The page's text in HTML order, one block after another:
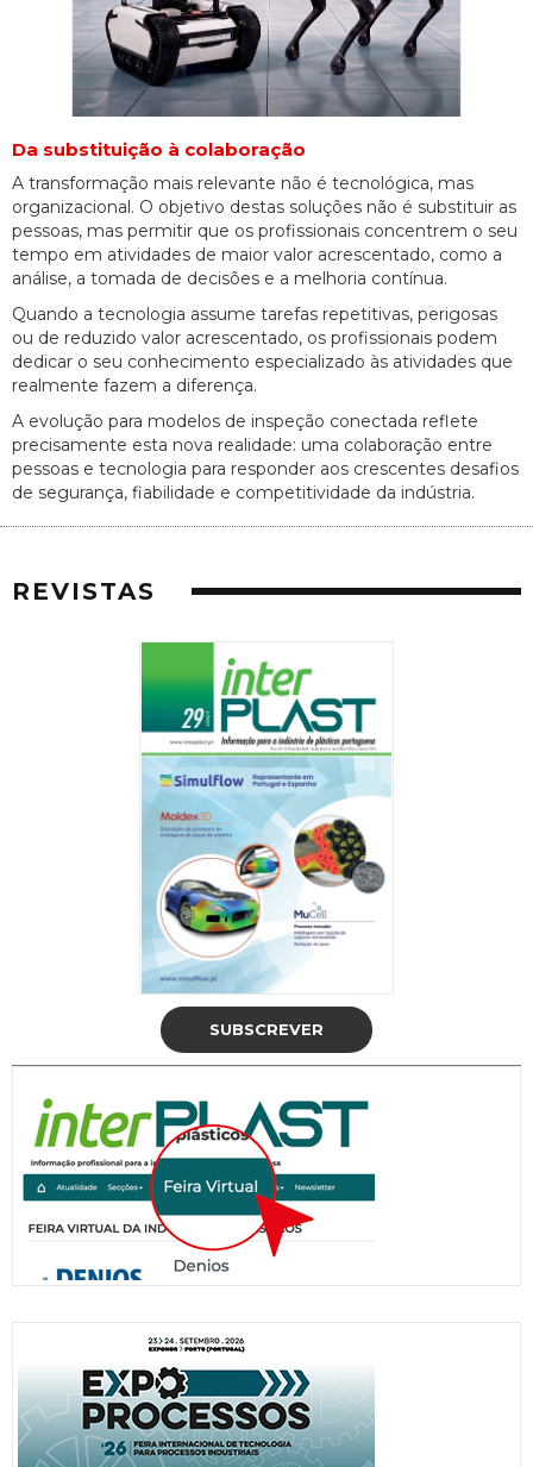
Da substituição à colaboração
A transformação mais relevante não é tecnológica, mas
organizacional. O objetivo destas soluções não é substituir as
pessoas, mas permitir que os profissionais concentrem o seu
tempo em atividades de maior valor acrescentado, como a
análise, a tomada de decisões e a melhoria contínua.
Quando a tecnologia assume tarefas repetitivas, perigosas
ou de reduzido valor acrescentado, os profissionais podem
dedicar o seu conhecimento especializado às atividades que
realmente fazem a diferença.
A evolução para modelos de inspeção conectada reflete
precisamente esta nova realidade: uma colaboração entre
pessoas e tecnologia para responder aos crescentes desafios
de segurança, fiabilidade e competitividade da indústria.
REVISTAS
SUBSCREVER